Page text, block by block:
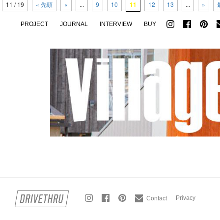
PROJECT JOURNAL INTERVIEW BUY
11 / 19 « 先頭 « ... 9 10 11 12 13 ... »
Contact Privacy